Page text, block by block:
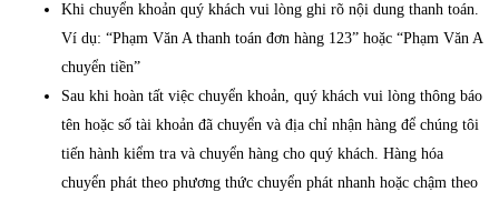
Khi chuyển khoản quý khách vui lòng ghi rõ nội dung thanh toán.
Ví dụ: “Phạm Văn A thanh toán đơn hàng 123” hoặc “Phạm Văn A
chuyển tiền”
Sau khi hoàn tất việc chuyển khoản, quý khách vui lòng thông báo
tên hoặc số tài khoản đã chuyển và địa chỉ nhận hàng để chúng tôi
tiến hành kiểm tra và chuyển hàng cho quý khách. Hàng hóa
chuyển phát theo phương thức chuyển phát nhanh hoặc chậm theo